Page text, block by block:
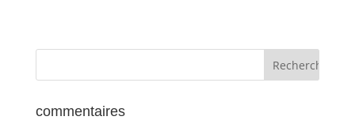
commentaires